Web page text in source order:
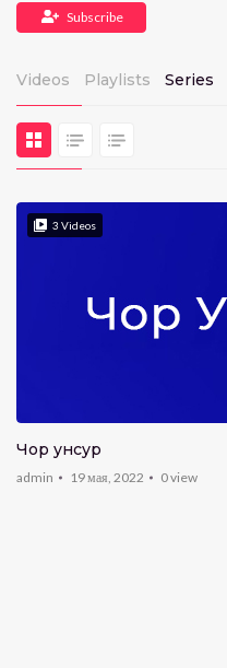
Subscribe
Videos Playlists Series
3 Videos
Чор унсур
admin 19 мая, 2022 0view